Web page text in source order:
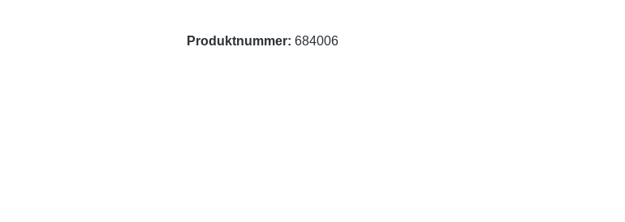
Produktnummer: 684006